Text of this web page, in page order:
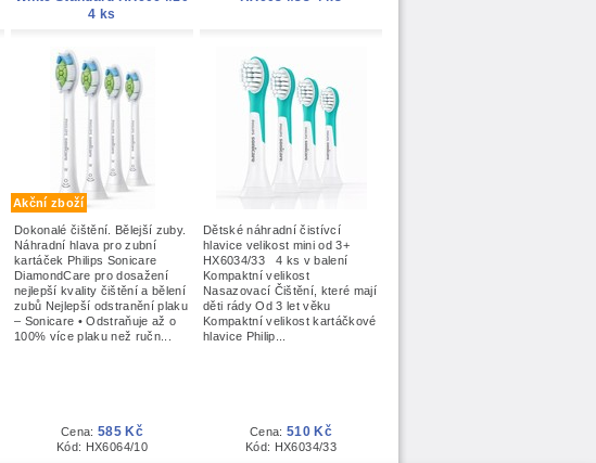
4 ks
Akční zboží
Dokonalé čištění. Bělejší zuby.
Náhradní hlava pro zubní
kartáček Philips Sonicare
DiamondCare pro dosažení
nejlepší kvality čištění a bělení
zubů Nejlepší odstranění plaku
– Sonicare • Odstraňuje až o
100% více plaku než ručn...
Cena: 585 Kč
Kód: HX6064/10
Dětské náhradní čistívcí
hlavice velikost mini od 3+
HX6034/33 4 ks v balení
Kompaktní velikost
Nasazovací Čištění, které mají
děti rády Od 3 let věku
Kompaktní velikost kartáčkové
hlavice Philip...
Cena: 510 Kč
Kód: HX6034/33